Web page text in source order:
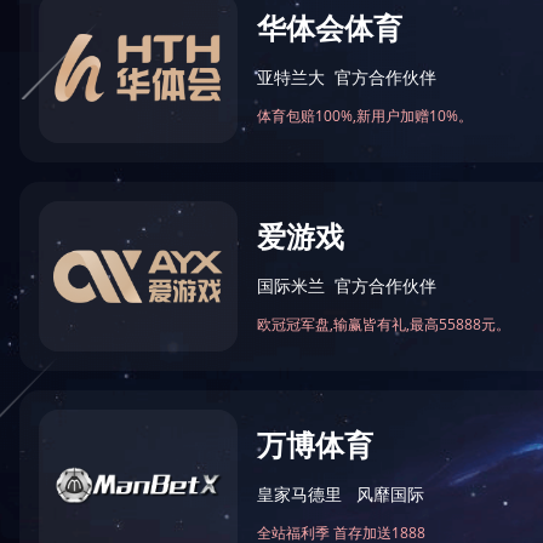
公司新闻 行业资讯 产品知识
2018滤材技术交流会在温州成功举办
由浙江瑞安汽摩配协会滤清器分会主办、万豪集团山东龙
德复合材料科技股份有限公司承办的“2018滤材技术交流
会”于8月4日在浙江温州举行。浙江瑞安滤清器协会会长、
浙江环球滤清器公司董事长刘万斌先生；协会执行会长、
东万豪集团龙德科技公司董事长尹培农先生；协会的副会
长、理事以及80余…